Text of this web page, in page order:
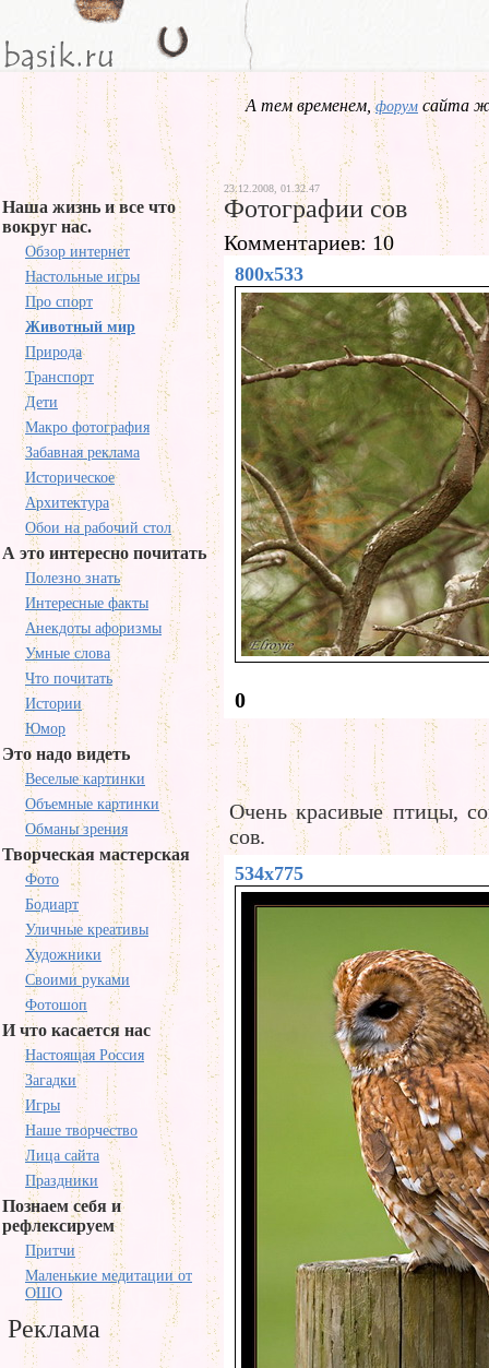
А тем временем,форум сайта
Наша жизнь и все что
вокруг нас.
Обзор интернет
Настольные игры
Про спорт
Животный мир
Природа
Транспорт
Дети
Макро фотография
Забавная реклама
Историческое
Архитектура
Обои на рабочий стол
А это интересно почитать
Полезно знать
Интересные факты
Анекдоты афоризмы
Умные слова
Что почитать
Истории
Юмор
Это надо видеть
Веселые картинки
Объемные картинки
Обманы зрения
Творческая мастерская
Фото
Бодиарт
Уличные креативы
Художники
Своими руками
Фотошоп
И что касается нас
Настоящая Россия
Загадки
Игры
Наше творчество
Лица сайта
Праздники
Познаем себя и
рефлексируем
Притчи
Маленькие медитации от
ОШО
Реклама
23.12.2008, 01.32.47
Фотографии сов
Комментариев: 10
800x533
0
Очень красивые птицы,
сов.
534x775